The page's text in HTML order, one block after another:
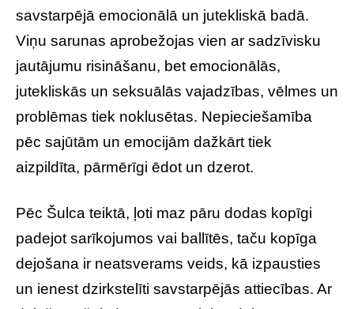
savstarpējā emocionālā un jutekliskā badā.
Viņu sarunas aprobežojas vien ar sadzīvisku
jautājumu risināšanu, bet emocionālās,
jutekliskās un seksuālās vajadzības, vēlmes un
problēmas tiek noklusētas. Nepieciešamība
pēc sajūtām un emocijām dažkārt tiek
aizpildīta, pārmērīgi ēdot un dzerot.
Pēc Šulca teiktā, ļoti maz pāru dodas kopīgi
padejot sarīkojumos vai ballītēs, taču kopīga
dejošana ir neatsverams veids, kā izpausties
un ienest dzirkstelīti savstarpējās attiecības. Ar